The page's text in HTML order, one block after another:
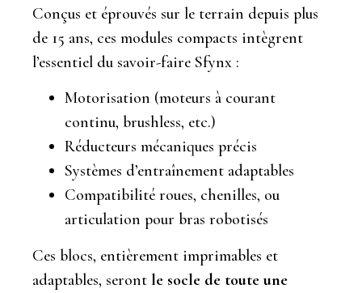
Conçus et éprouvés sur le terrain depuis plus
de 15 ans, ces modules compacts intègrent
l’essentiel du savoir-faire Sfynx :
Motorisation (moteurs à courant
continu, brushless, etc.)
Réducteurs mécaniques précis
Systèmes d’entraînement adaptables
Compatibilité roues, chenilles, ou
articulation pour bras robotisés
Ces blocs, entièrement imprimables et
adaptables, seront le socle de toute une